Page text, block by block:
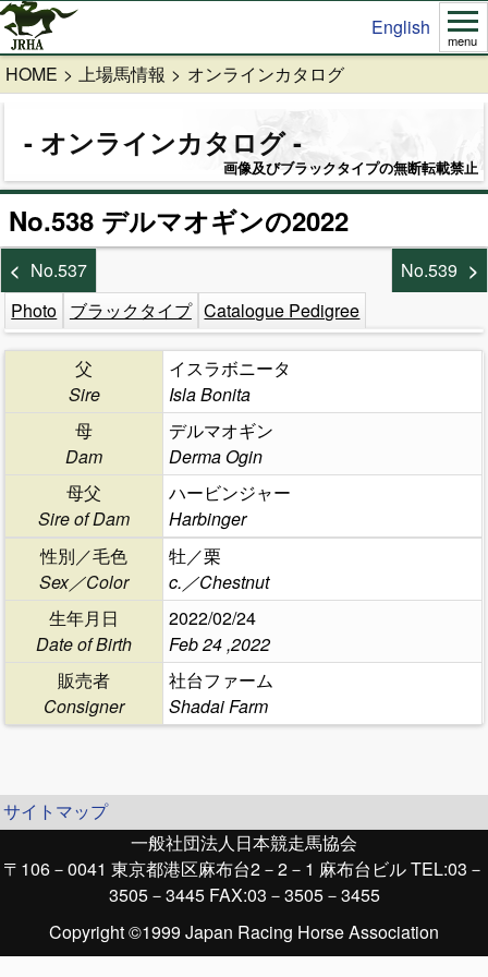
English
menu
HOME 上場馬情報 オンラインカタログ
オンラインカタログ
画像及びブラックタイプの無断転載禁止
No.538 デルマオギンの2022
No.537
No.539
Photo ブラックタイプ Catalogue Pedigree
父
Sire
イスラボニータ
Isla Bonita
母
Dam
デルマオギン
Derma Ogin
母父
Sire of Dam
ハービンジャー
Harbinger
性別／毛色
Sex／Color
牡／栗
c.／Chestnut
生年月日
Date of Birth
2022/02/24
Feb 24 ,2022
販売者
Consigner
社台ファーム
Shadai Farm
サイトマップ
一般社団法人日本競走馬協会
〒106－0041 東京都港区麻布台2－2－1 麻布台ビル TEL:03－
3505－3445 FAX:03－3505－3455
Copyright ©1999 Japan Racing Horse Association